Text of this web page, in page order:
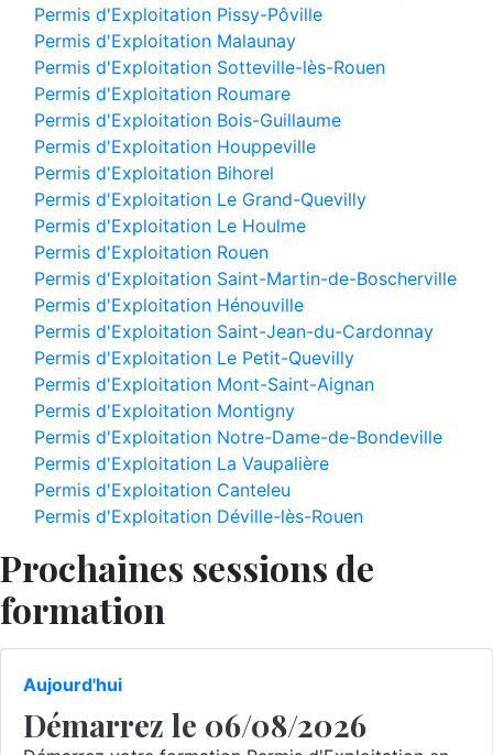
Permis d'Exploitation Pissy-Pôville
Permis d'Exploitation Malaunay
Permis d'Exploitation Sotteville-lès-Rouen
Permis d'Exploitation Roumare
Permis d'Exploitation Bois-Guillaume
Permis d'Exploitation Houppeville
Permis d'Exploitation Bihorel
Permis d'Exploitation Le Grand-Quevilly
Permis d'Exploitation Le Houlme
Permis d'Exploitation Rouen
Permis d'Exploitation Saint-Martin-de-Boscherville
Permis d'Exploitation Hénouville
Permis d'Exploitation Saint-Jean-du-Cardonnay
Permis d'Exploitation Le Petit-Quevilly
Permis d'Exploitation Mont-Saint-Aignan
Permis d'Exploitation Montigny
Permis d'Exploitation Notre-Dame-de-Bondeville
Permis d'Exploitation La Vaupalière
Permis d'Exploitation Canteleu
Permis d'Exploitation Déville-lès-Rouen
Prochaines sessions de
formation
Aujourd'hui
Démarrez le 06/08/2026